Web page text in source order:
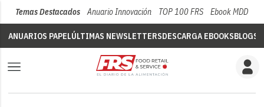
Temas Destacados Anuario Innovación TOP 100 FRS Ebook MDD
ANUARIOS PAPELÚLTIMAS NEWSLETTERSDESCARGA EBOOKSBLOGS